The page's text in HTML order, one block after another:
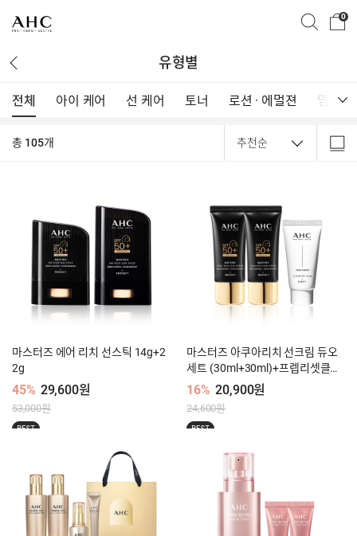
0
유형별
전체 아이 케어 선 케어 토너 로션 · 에멀젼 앰플 ·
유형 전체보기
전체
클렌저
스틱 기타 · 세트
총 105개
마스터즈 에어 리치 선스틱 14g+2
2g
45% 29,600원
53,000원
BEST
마스터즈 아쿠아리치 선크림 듀오
세트 (30ml+30ml)+프렙리셋클렌
징폼 30ml
16% 20,900원
24,600원
BEST